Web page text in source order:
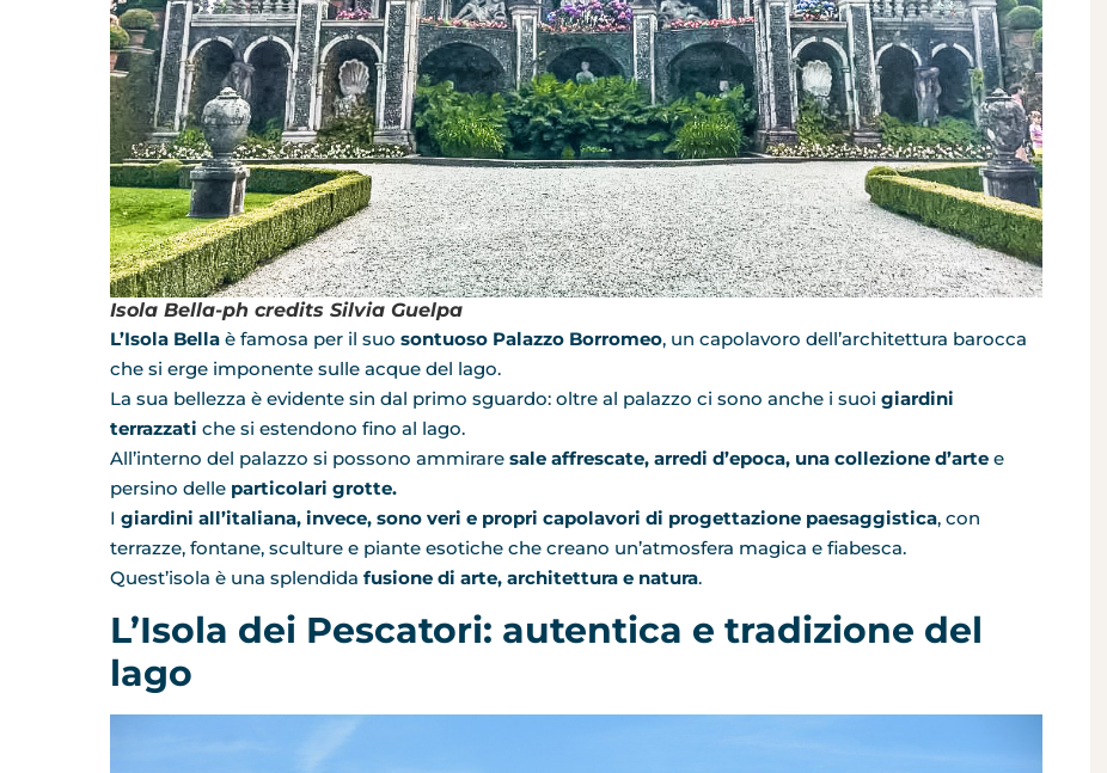
Isola Bella-ph credits Silvia Guelpa
L’Isola Bella è famosa per il suo sontuoso Palazzo Borromeo, un capolavoro dell’architettura barocca
che si erge imponente sulle acque del lago.
La sua bellezza è evidente sin dal primo sguardo: oltre al palazzo ci sono anche i suoi giardini
terrazzati che si estendono fino al lago.
All’interno del palazzo si possono ammirare sale affrescate, arredi d’epoca, una collezione d’arte e
persino delle particolari grotte.
I giardini all’italiana, invece, sono veri e propri capolavori di progettazione paesaggistica, con
terrazze, fontane, sculture e piante esotiche che creano un’atmosfera magica e fiabesca.
Quest’isola è una splendida fusione di arte, architettura e natura.
L’Isola dei Pescatori: autentica e tradizione del
lago